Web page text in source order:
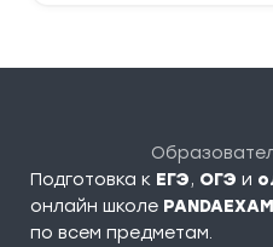
Подготовка к ЕГЭ, ОГЭ и
онлайн школе PANDAEXAM
по всем предметам.